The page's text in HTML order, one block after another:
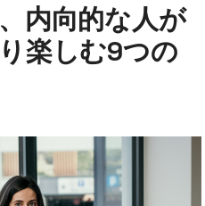
内向的な人が
楽しむ9つの